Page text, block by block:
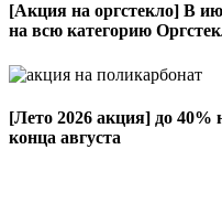
[Акция на оргстекло] В
на всю категорию
[Лето 2026 акция] до 40%
конца августа